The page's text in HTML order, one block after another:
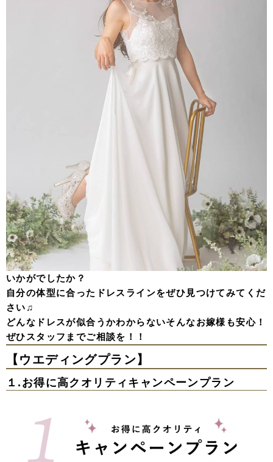
いかがでしたか？
自分の体型に合ったドレスラインをぜひ見つけてみてくだ
さい♫
どんなドレスが似合うかわからないそんなお嫁様も安心！
ぜひスタッフまでご相談を！！
【ウエディングプラン】
１.お得に高クオリティ キャンペーンプラン